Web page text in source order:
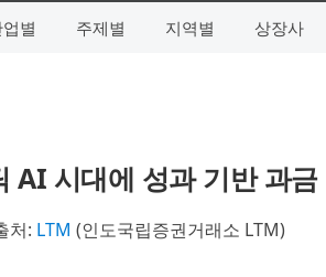
별 주제별 지역별 상장사
AI 시대에 성과 기반 과금
처: LTM (인도국립증권거래소 LTM)